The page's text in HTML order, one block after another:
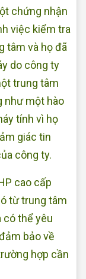
chứng nhận
việc kiểm tra
tâm và họ đã
do công ty
trung tâm
như một hào
tính vì họ
giác tin
công ty.
cao cấp
từ trung tâm
có thể yêu
bảo về
hợp cần